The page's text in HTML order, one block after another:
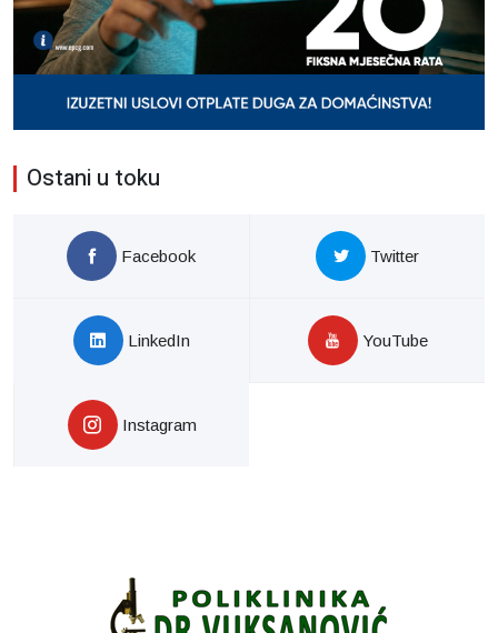
Ostani u toku
Facebook Twitter
LinkedIn YouTube
Instagram